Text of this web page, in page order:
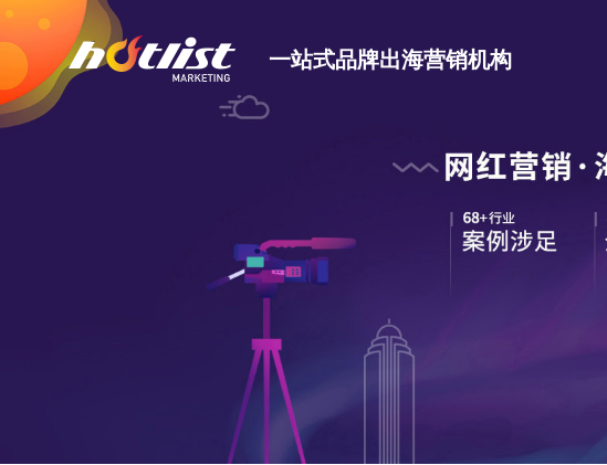
一站式品牌出海营销机构